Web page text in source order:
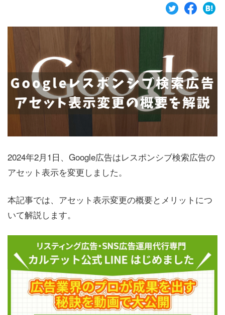
お問い合わせ
2024年2月1日、Google広告はレスポンシブ検索広告の
アセット表示を変更しました。
本記事では、アセット表示変更の概要とメリットにつ
いて解説します。